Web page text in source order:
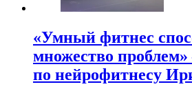
«Умный фитнес
множество
по нейрофитнесу